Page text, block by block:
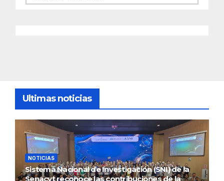
Ultimas noticias
NOTICIAS
Sistema Nacional de Investigación (SNI) de la
Senacyt reconoce las contribuciones de la